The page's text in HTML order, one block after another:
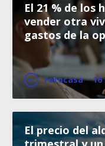
El 21 % de los
vender otra
gastos de la
Fotocasa · 16
El precio del